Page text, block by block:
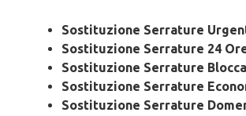
Sostituzione Serrature
Sostituzione Serrature 24
Sostituzione Serrature
Sostituzione Serrature
Sostituzione Serrature